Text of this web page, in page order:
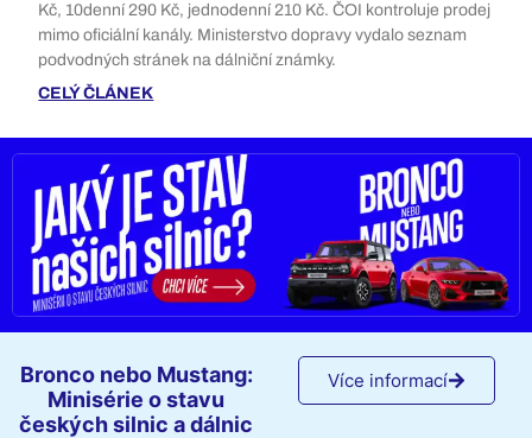
Kč, 10denní 290 Kč, jednodenní 210 Kč. ČOI kontroluje prodej
mimo oficiální kanály. Ministerstvo dopravy vydalo seznam
podvodných stránek na dálniční známky.
CELÝ ČLÁNEK
Bronco nebo Mustang:
Minisérie o stavu
českých silnic a dálnic
Více informací